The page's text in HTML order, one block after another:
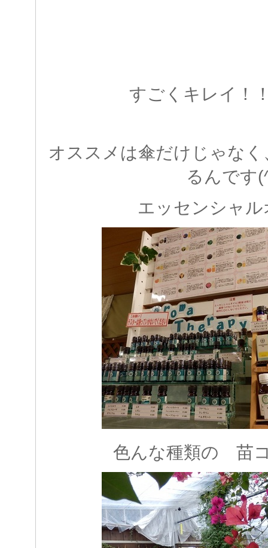
すごくキレイ！
オススメは傘だけじゃな
るんです
エッセンシャ
色んな種類の 苗